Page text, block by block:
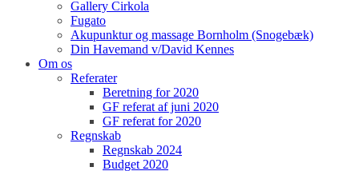
Gallery Cirkola
Fugato
Akupunktur og massage Bornholm (Snogebæk)
Din Havemand v/David Kennes
Om os
Referater
Beretning for 2020
GF referat af juni 2020
GF referat for 2020
Regnskab
Regnskab 2024
Budget 2020